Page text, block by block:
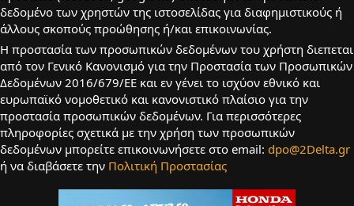
δεδομένο των χρηστών της ιστοσελίδας για διαφημιστικούς ή
άλλους σκοπούς προώθησης ή/και επικοινωνίας.
Η προστασία των προσωπικών δεδομένων του χρήστη διεπεται
από τον Γενικό Κανονισμό για την Προστασία των Προσωπικών
Δεδομένων 2016/679/ΕΕ και εν γένει το ισχύον εθνικό και
ευρωπαϊκό νομοθετικό και κανονιστικό πλαίσιο για την
προστασία προσωπικών δεδομένων. Για περισσότερες
πληροφορίες σχετικά με την χρήση των προσωπικών
δεδομένων μπορείτε επικοινωνήσετε στο email: dpo@2Delta.gr
ή να διαβάσετε την Πολιτική Προστασίας